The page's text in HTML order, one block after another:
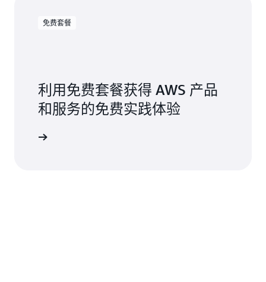
免费套餐
利用免费套餐获得 AWS 产品
和服务的免费实践体验